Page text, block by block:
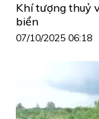
Khí tượng thuỷ
biển
07/10/2025 06:18